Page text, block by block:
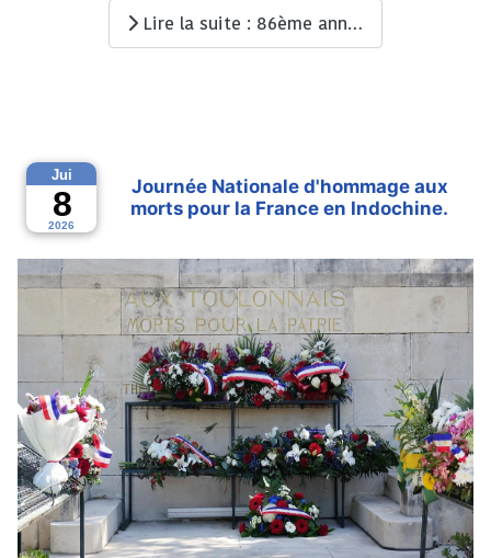
Lire la suite : 86ème anniversaire de l'appel du 18 juin
Journée Nationale d'hommage aux
morts pour la France en Indochine.
8
Jui
2026